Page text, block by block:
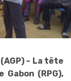
– La tête
(RPG),